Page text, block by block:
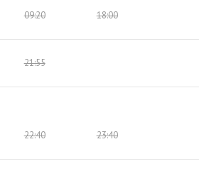
09:20 18:00
21:55
22:40 23:40